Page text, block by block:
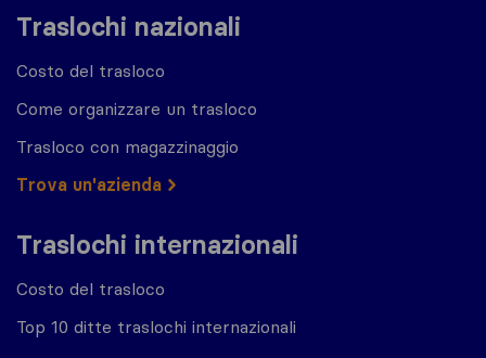
Traslochi nazionali
Costo del trasloco
Come organizzare un trasloco
Trasloco con magazzinaggio
Trova un'azienda
Traslochi internazionali
Costo del trasloco
Top 10 ditte traslochi internazionali